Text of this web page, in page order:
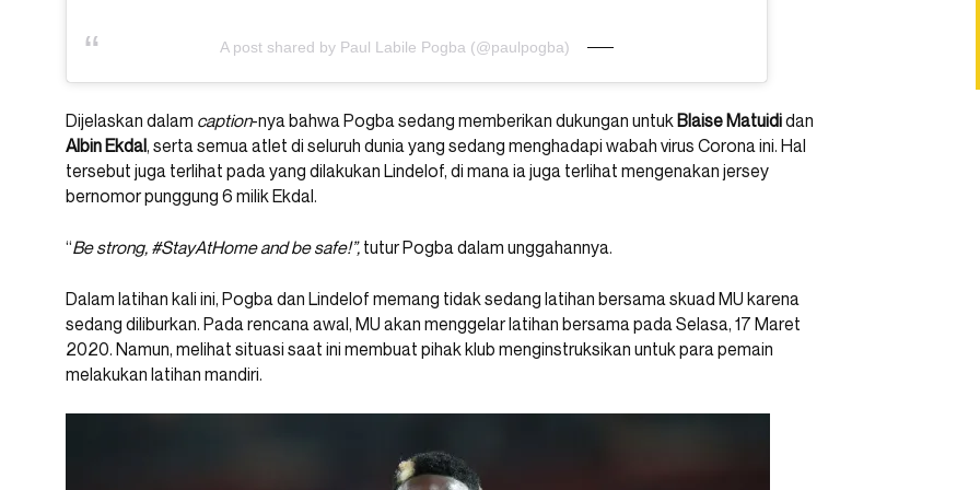
A post shared by Paul Labile Pogba (@paulpogba)
Dijelaskan dalam caption-nya bahwa Pogba sedang memberikan dukungan untuk Blaise Matuididan
Albin Ekdal, serta semua atlet di seluruh dunia yang sedang menghadapi wabah virus Corona ini. Hal
tersebut juga terlihat pada yang dilakukan Lindelof, di mana ia juga terlihat mengenakan jersey
bernomor punggung 6 milik Ekdal.
“Be strong, #StayAtHome and be safe!”, tutur Pogba dalam unggahannya.
Dalam latihan kali ini, Pogba dan Lindelof memang tidak sedang latihan bersama skuad MU karena
sedang diliburkan. Pada rencana awal, MU akan menggelar latihan bersama pada Selasa, 17 Maret
2020. Namun, melihat situasi saat ini membuat pihak klub menginstruksikan untuk para pemain
melakukan latihan mandiri.